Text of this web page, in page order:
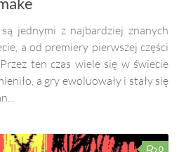
jednymi z najbardziej znanych
a od premiery pierwszej części
ten czas wiele się w świecie
a gry ewoluowały i stały się
0